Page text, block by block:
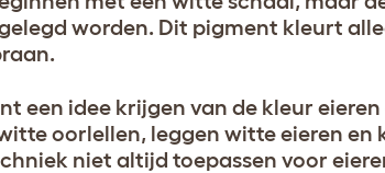
worden. Dit pigment kleurt
een idee krijgen van de kleur
oorlellen, leggen witte eieren en
niet altijd toepassen voor